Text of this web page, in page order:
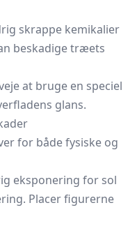
skrappe kemikalier
beskadige træets
at bruge en speciel
glans.
for både fysiske og
eksponering for sol
Placer figurerne